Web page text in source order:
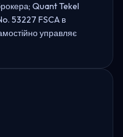
Quant Tekel
53227 FSCA в
управляє